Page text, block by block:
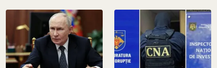
frontieră pentru…